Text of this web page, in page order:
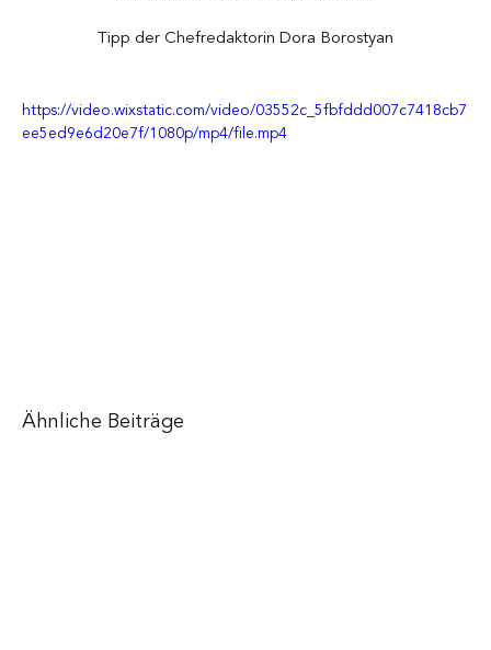
Tipp der Chefredaktorin Dora Borostyan
https://video.wixstatic.com/video/03552c_5fbfddd007c7418cb7
ee5ed9e6d20e7f/1080p/mp4/file.mp4
Ähnliche Beiträge